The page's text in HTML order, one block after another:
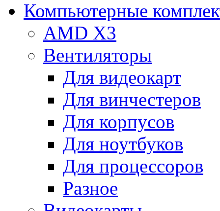
Компьютерные
AMD X3
Вентиляторы
Для видеокарт
Для винчестеров
Для корпусов
Для ноутбуков
Для процессоров
Разное